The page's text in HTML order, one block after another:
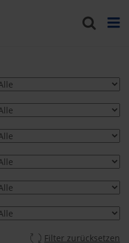
Filter zurücksetzen